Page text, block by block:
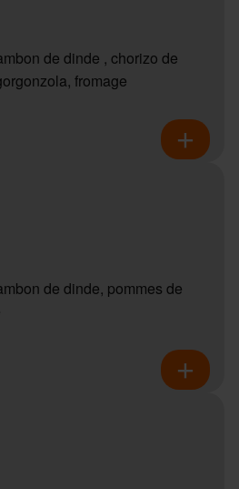
de dinde , chorizo de
fromage
de dinde, pommes de